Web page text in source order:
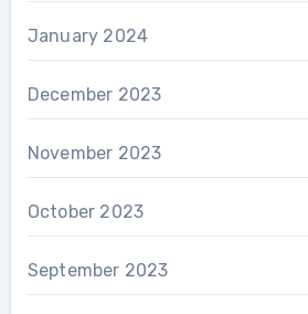
January 2024
December 2023
November 2023
October 2023
September 2023